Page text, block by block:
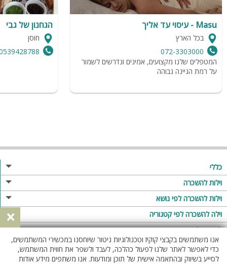
Masu - עיסוי עד אליך
בכל הארץ
072-3303000
המטפלים שלנו מקצועים, אמינים ונדרשים לשמור
על רמת הגיינה גבוהה
הגחנון של גבי
חוסן
כללי
מגזין
פרסום באתר
תקנון
מדיניות פרטיות
וילות להשכרה
וילות בצפון
וילות במרכז
וילות בדרום
וילות באילת
וילות בשרון
וילות להשכרה לפי נושא
וילה לזוגות
וילות למשפחות
וילות לציבור הדתי
אירוח דרוזי
וילה להשכרה לפי קטגוריה
וילות עם בריכה
וילה עם בריכה מחוממת
וילה עם בריכה מחוממת מקורה
לופטים להשכרה
לופט
לופטים בצפון
×
אנו משתמשים בקבצי קוקיז וטכנולוגיות ניטור שיוחסנו במכשירי המשתמשים,
כדי לאפשר לאתר שלנו לפעול כהלכה, לעבד ולשפר את חווית המשתמש,
לסייע בשיווק ובהתאמה אישית של תוכן ומודעות. אנו משתפים מידע אודות